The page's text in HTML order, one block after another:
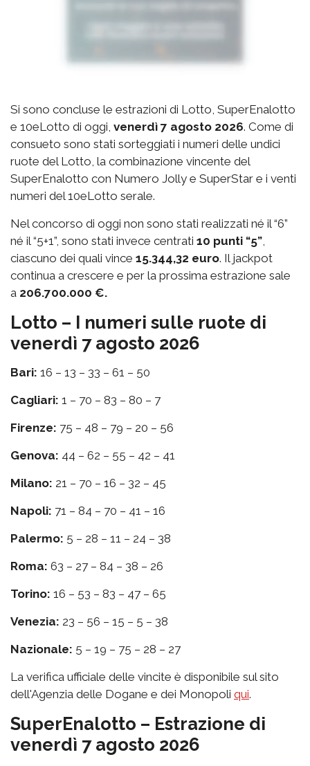
Si sono concluse le estrazioni di Lotto, SuperEnalotto
e 10eLotto di oggi, venerdì 7 agosto 2026. Come di
consueto sono stati sorteggiati i numeri delle undici
ruote del Lotto, la combinazione vincente del
SuperEnalotto con Numero Jolly e SuperStar e i venti
numeri del 10eLotto serale.
Nel concorso di oggi non sono stati realizzati né il “6”
né il “5+1”, sono stati invece centrati 10 punti “5”,
ciascuno dei quali vince 15.344,32 euro. Il jackpot
continua a crescere e per la prossima estrazione sale
a 206.700.000 €.
Lotto – I numeri sulle ruote di
venerdì 7 agosto 2026
Bari: 16 – 13 – 33 – 61 – 50
Cagliari: 1 – 70 – 83 – 80 – 7
Firenze: 75 – 48 – 79 – 20 – 56
Genova: 44 – 62 – 55 – 42 – 41
Milano: 21 – 70 – 16 – 32 – 45
Napoli: 71 – 84 – 70 – 41 – 16
Palermo: 5 – 28 – 11 – 24 – 38
Roma: 63 – 27 – 84 – 38 – 26
Torino: 16 – 53 – 83 – 47 – 65
Venezia: 23 – 56 – 15 – 5 – 38
Nazionale: 5 – 19 – 75 – 28 – 27
La verifica ufficiale delle vincite è disponibile sul sito
dell'Agenzia delle Dogane e dei Monopoli qui.
SuperEnalotto – Estrazione di
venerdì 7 agosto 2026